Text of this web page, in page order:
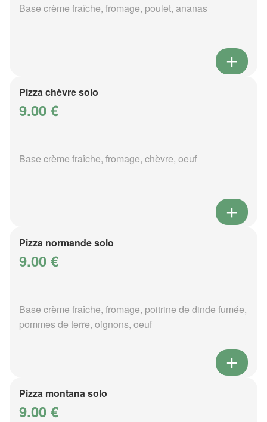
Base crème fraîche, fromage, poulet, ananas
Pizza chèvre solo
9.00 €
Base crème fraîche, fromage, chèvre, oeuf
Pizza normande solo
9.00 €
Base crème fraîche, fromage, poitrine de dinde fumée,
pommes de terre, oignons, oeuf
Pizza montana solo
9.00 €